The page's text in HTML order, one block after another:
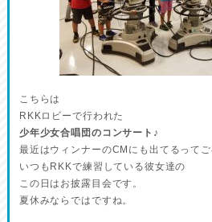
こちらは
RKKロビーで行われた
少年少女合唱団のコンサート♪
最近はウィンナーのCMにも出てるってご
いつもRKKで練習している彼女達の
この日はお披露目会です。
夏休みならではですね。